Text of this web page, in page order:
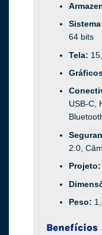
64 bits
Tela:
USB-C,
2.0,
Projeto:
Peso:
Benefícios